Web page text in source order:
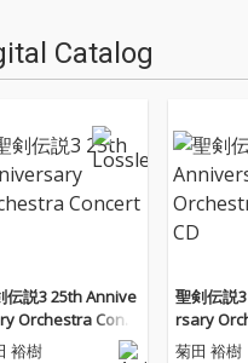
Catalog
伝説3 25th Annive
Orchestra Conc
裕樹
聖剣伝説
rsary
ert CD
菊田 裕樹